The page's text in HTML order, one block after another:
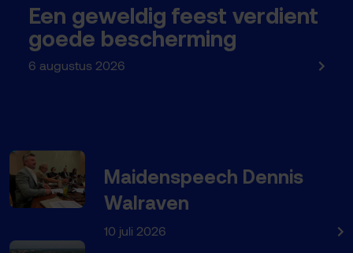
Een geweldig feest verdient
goede bescherming
6 augustus 2026
Maidenspeech Dennis
Walraven
10 juli 2026